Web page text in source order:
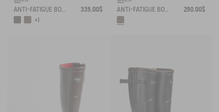
ANTI-FATIGUE BOOT PARCOURS 2.0 ADJUSTABLE NEOPRENE-LINED
335.00$
+1
ANTI-FATIGUE BOOT PARCOURS 2.0 NEOPRENE-LINED WITH FULL ZIP 290.00$